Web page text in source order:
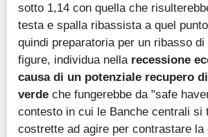
sotto 1,14 con quella che
testa e spalla ribassista a quel
quindi preparatoria per un ribasso di
figure, individua nellarecessione
causa di un potenziale recupero
verde che fungerebbe da "safe
contesto in cui le Banche centrali si
costrette ad agire per contrastare la